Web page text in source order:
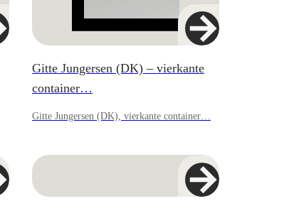
Gitte Jungersen (DK) – vierkante
container…
Gitte Jungersen (DK), vierkante container…